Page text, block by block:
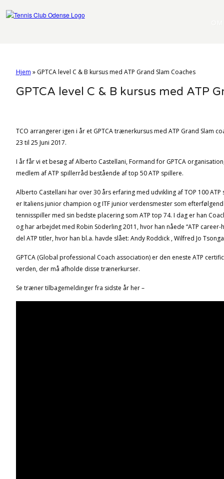
Hjem » GPTCA level C & B kursus med ATP Grand Slam Coaches
GPTCA level C & B kursus med ATP
TCO arrangerer igen i år et GPTCA trænerkursus med ATP Grand Slam
23 til 25 Juni 2017.
I år får vi et besøg af Alberto Castellani, Formand for GPTCA
medlem af ATP spillerråd bestående af top 50 ATP spillere.
Alberto Castellani har over 30 års erfaring med udvikling af TOP 100
er Italiens junior champion og ITF junior verdensmester som
tennisspiller med sin bedste placering som ATP top 74. I dag er han
og har arbejdet med Robin Söderling 2011, hvor han nåede “ATP career-
del ATP titler, hvor han bl.a. havde slået: Andy Roddick , Wilfred Jo
GPTCA (Global professional Coach association) er den eneste ATP
verden, der må afholde disse trænerkurser.
Se træner tilbagemeldinger fra sidste år her –